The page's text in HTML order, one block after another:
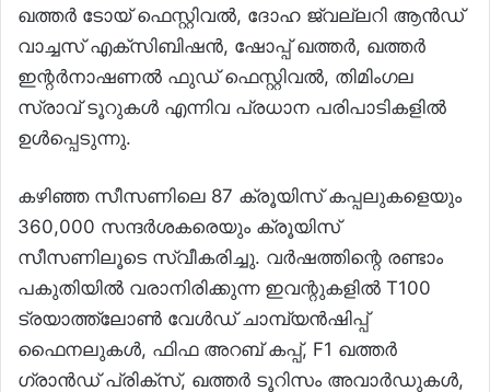
ഖത്തർ ടോയ് ഫെസ്റ്റിവൽ, ദോഹ ജ്വല്ലറി ആൻഡ്
വാച്ചസ് എക്സിബിഷൻ, ഷോപ്പ് ഖത്തർ, ഖത്തർ
ഇന്റർനാഷണൽ ഫുഡ് ഫെസ്റ്റിവൽ, തിമിംഗല
സ്രാവ് ടൂറുകൾ എന്നിവ പ്രധാന പരിപാടികളിൽ
ഉൾപ്പെടുന്നു.
കഴിഞ്ഞ സീസണിലെ 87 ക്രൂയിസ് കപ്പലുകളെയും
360,000 സന്ദർശകരെയും ക്രൂയിസ്
സീസണിലൂടെ സ്വീകരിച്ചു. വർഷത്തിന്റെ രണ്ടാം
പകുതിയിൽ വരാനിരിക്കുന്ന ഇവന്റുകളിൽ T100
ട്രയാത്ത്‌ലോൺ വേൾഡ് ചാമ്പ്യൻഷിപ്പ്
ഫൈനലുകൾ, ഫിഫ അറബ് കപ്പ്, F1 ഖത്തർ
ഗ്രാൻഡ് പ്രിക്‌സ്, ഖത്തർ ടൂറിസം അവാർഡുകൾ,